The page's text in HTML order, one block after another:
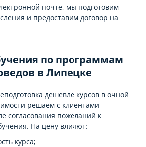
почте, мы подготовим
и предоставим договор на
по программам
в Липецке
дешевле курсов в очной
решаем с клиентами
согласования пожеланий к
На цену влияют:
курса;